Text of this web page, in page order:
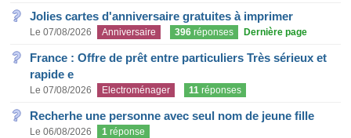
Jolies cartes d'anniversaire gratuites à imprimer
Le 07/08/2026 Anniversaire 396 réponses Dernière page
France : Offre de prêt entre particuliers Très sérieux et
rapide e
Le 07/08/2026 Electroménager 11 réponses
Recherhe une personne avec seul nom de jeune fille
Le 06/08/2026 1 réponse